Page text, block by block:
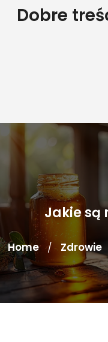
SkipDobre
Jakie są
Home / Zdrowie